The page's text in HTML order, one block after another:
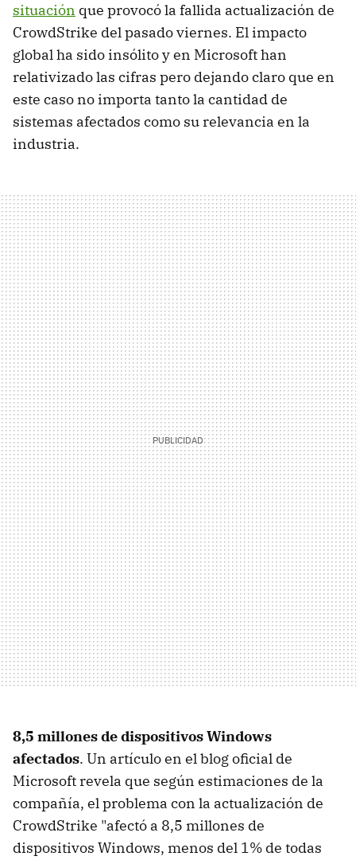
situación que provocó la fallida actualización de
CrowdStrike del pasado viernes. El impacto
global ha sido insólito y en Microsoft han
relativizado las cifras pero dejando claro que en
este caso no importa tanto la cantidad de
sistemas afectados como su relevancia en la
industria.
8,5 millones de dispositivos Windows
afectados. Un artículo en el blog oficial de
Microsoft revela que según estimaciones de la
compañía, el problema con la actualización de
CrowdStrike "afectó a 8,5 millones de
dispositivos Windows, menos del 1% de todas